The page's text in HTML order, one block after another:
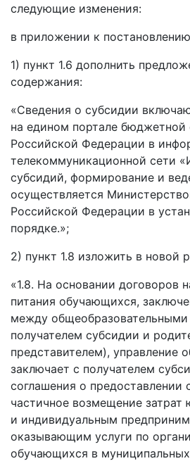
следующие изменения:
в приложении к
1) пункт 1.6 дополнить
содержания:
«Сведения о субсидии
на едином портале бюджетной
Российской Федерации в
телекоммуникационной сети
субсидий, формирование и
осуществляется
Российской Федерации в
порядке.»;
2) пункт 1.8 изложить в новой
«1.8. На основании договоров
питания обучающихся,
между общеобразовательными
получателем субсидии и
представителем), управление
заключает с получателем
соглашения о предоставлении
частичное возмещение
и индивидуальным
оказывающим услуги по
обучающихся в муниципальных